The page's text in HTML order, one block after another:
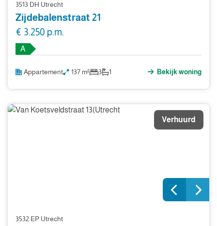
3513 DH Utrecht
Zijdebalenstraat 21
€ 3.250 p.m.
A
Appartement 137 m² 3 1 Bekijk woning
Verhuurd
3532 EP Utrecht